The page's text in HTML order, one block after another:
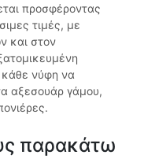
προσφέροντας
τιμές, με
και στον
κάθε νύφη να
αξεσουάρ γάμου,
παρακάτω